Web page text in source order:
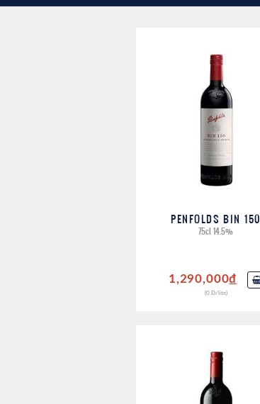
nội thành Hà Nội, liên hệ hotline:
PENFOLDS BIN 150
75cl 14.5%
1,290,000đ
(0 Đ/lite)